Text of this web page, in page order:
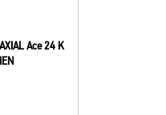
Ace 24 K